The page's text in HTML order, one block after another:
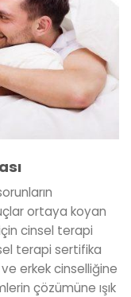
ortaya koyan
cinsel terapi
terapi sertifika
erkek cinselliğine
çözümüne ışık